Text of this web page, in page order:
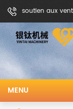
soutien aux
MENU